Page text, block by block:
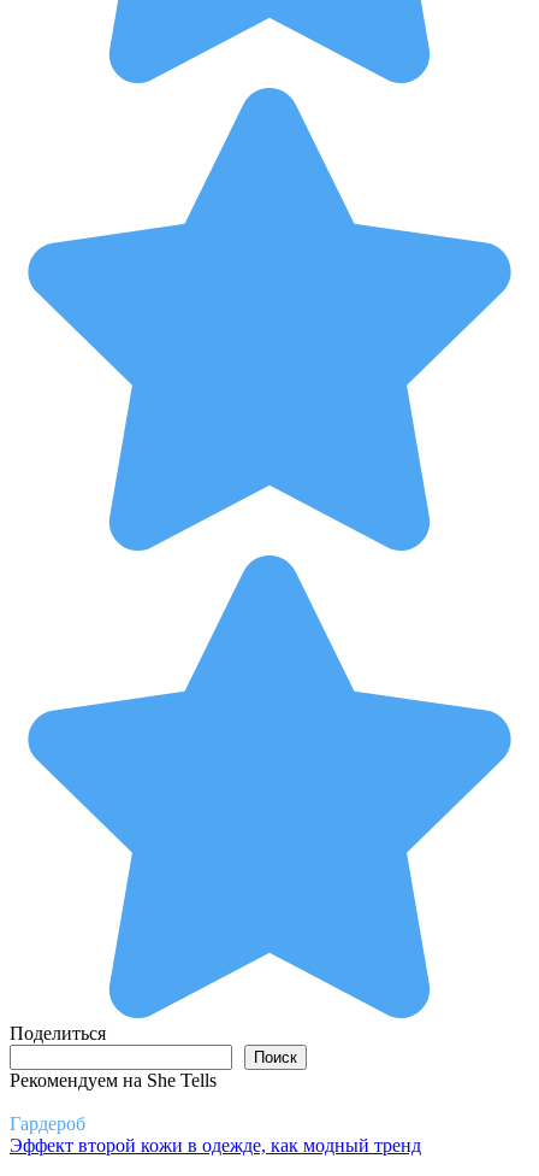
Поделиться
Поиск
Рекомендуем на She Tells
Гардероб
Эффект второй кожи в одежде, как модный тренд